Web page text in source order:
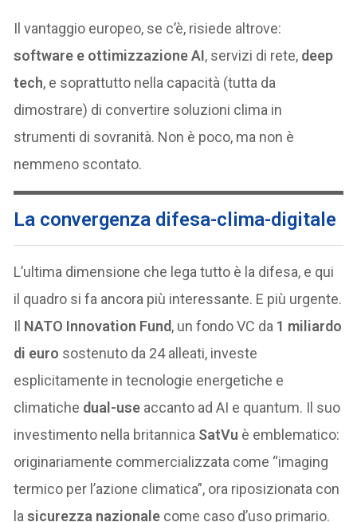
Il vantaggio europeo, se c’è, risiede altrove:
software e ottimizzazione AI, servizi di rete, deep
tech, e soprattutto nella capacità (tutta da
dimostrare) di convertire soluzioni clima in
strumenti di sovranità. Non è poco, ma non è
nemmeno scontato.
La convergenza difesa-clima-digitale
L’ultima dimensione che lega tutto è la difesa, e qui
il quadro si fa ancora più interessante. E più urgente.
Il NATO Innovation Fund, un fondo VC da 1 miliardo
di euro sostenuto da 24 alleati, investe
esplicitamente in tecnologie energetiche e
climatiche dual-use accanto ad AI e quantum. Il suo
investimento nella britannica SatVu è emblematico:
originariamente commercializzata come “imaging
termico per l’azione climatica”, ora riposizionata con
lasicurezza nazionale come caso d’uso primario.